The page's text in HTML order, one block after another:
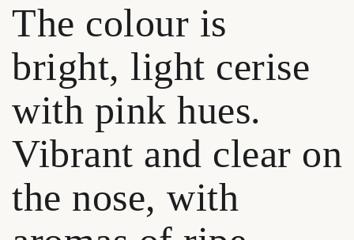
The colour is
bright, light cerise
with pink hues.
Vibrant and clear on
the nose, with